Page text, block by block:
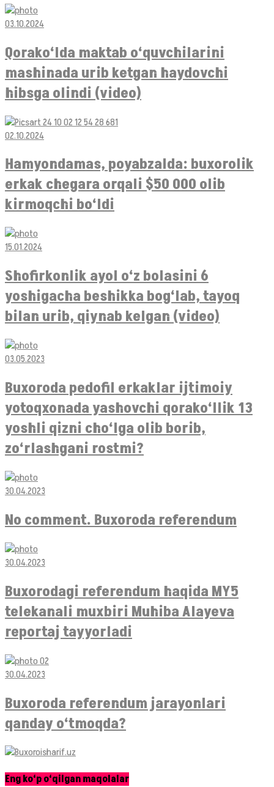
03.10.2024
Qorako‘lda maktab o‘quvchilarini
mashinada urib ketgan haydovchi
hibsga olindi (video)
02.10.2024
Hamyondamas, poyabzalda: buxorolik
erkak chegara orqali $50 000 olib
kirmoqchi bo‘ldi
15.01.2024
Shofirkonlik ayol o‘z bolasini 6
yoshigacha beshikka bog‘lab, tayoq
bilan urib, qiynab kelgan (video)
03.05.2023
Buxoroda pedofil erkaklar ijtimoiy
yotoqxonada yashovchi qorako‘llik 13
yoshli qizni cho‘lga olib borib,
zo‘rlashgani rostmi?
30.04.2023
No comment. Buxoroda referendum
30.04.2023
Buxorodagi referendum haqida MY5
telekanali muxbiri Muhiba Alayeva
reportaj tayyorladi
30.04.2023
Buxoroda referendum jarayonlari
qanday o‘tmoqda?
Eng ko‘p o‘qilgan maqolalar